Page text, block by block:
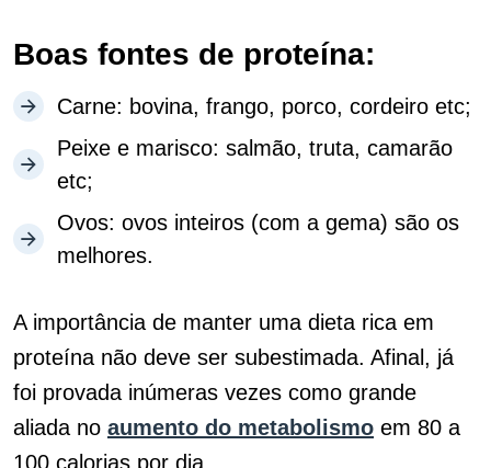
Boas fontes de proteína:
Carne: bovina, frango, porco, cordeiro etc;
Peixe e marisco: salmão, truta, camarão
etc;
Ovos: ovos inteiros (com a gema) são os
melhores.
A importância de manter uma dieta rica em
proteína não deve ser subestimada. Afinal, já
foi provada inúmeras vezes como grande
aliada no aumento do metabolismo em 80 a
100 calorias por dia.